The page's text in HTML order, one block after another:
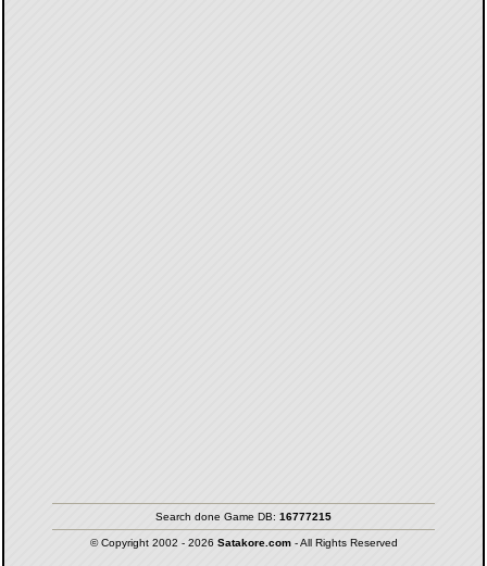
Search done Game DB: 16777215
© Copyright 2002 - 2026 Satakore.com- All Rights Reserved